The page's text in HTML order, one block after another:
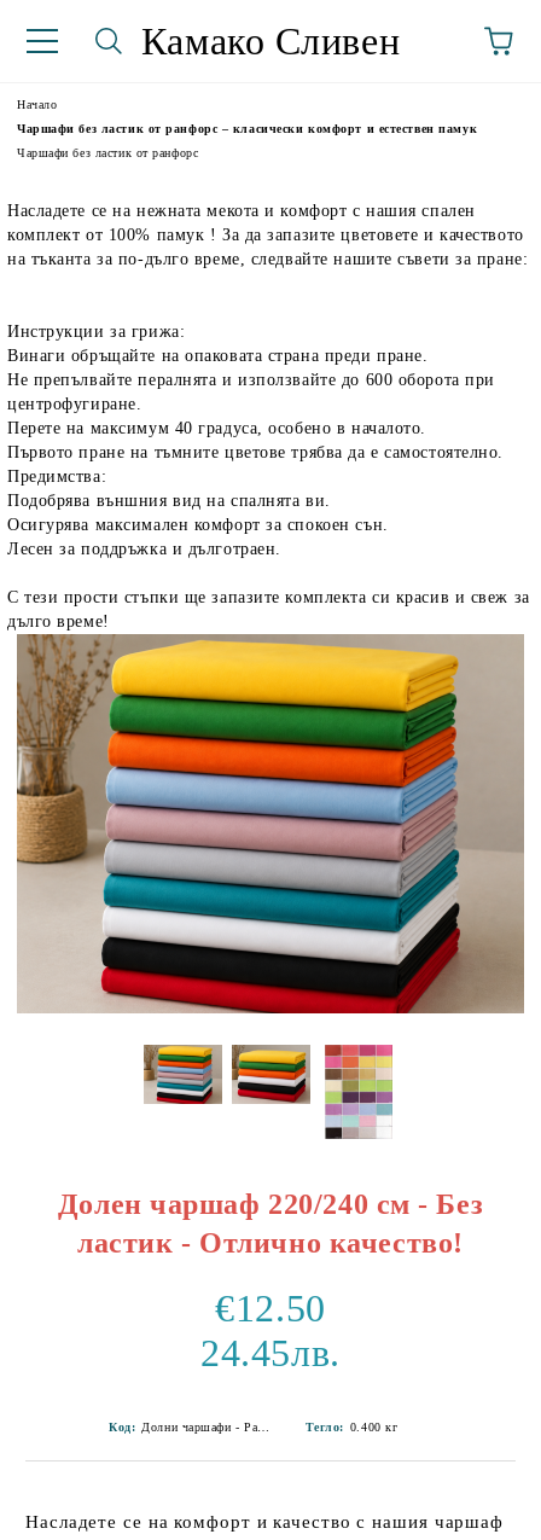
Камако Сливен
Начало
Чаршафи без ластик от ранфорс – класически комфорт и естествен памук
Чаршафи без ластик от ранфорс
Насладете се на нежната мекота и комфорт с нашия спален
комплект от 100% памук ! За да запазите цветовете и качеството
на тъканта за по-дълго време, следвайте нашите съвети за пране:
Инструкции за грижа:
Винаги обръщайте на опаковата страна преди пране.
Не препълвайте пералнята и използвайте до 600 оборота при
центрофугиране.
Перете на максимум 40 градуса, особено в началото.
Първото пране на тъмните цветове трябва да е самостоятелно.
Предимства:
Подобрява външния вид на спалнята ви.
Осигурява максимален комфорт за спокоен сън.
Лесен за поддръжка и дълготраен.
С тези прости стъпки ще запазите комплекта си красив и свеж за
дълго време!
Долен чаршаф 220/240 см - Без
ластик - Отлично качество!
€12.50
24.45лв.
Код: Тегло: 0.400 кг
Насладете се на комфорт и качество с нашия чаршаф